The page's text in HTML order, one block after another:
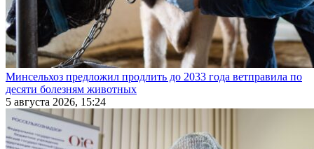
Минсельхоз предложил продлить до 2033 года ветправила по
десяти болезням животных
5 августа 2026, 15:24